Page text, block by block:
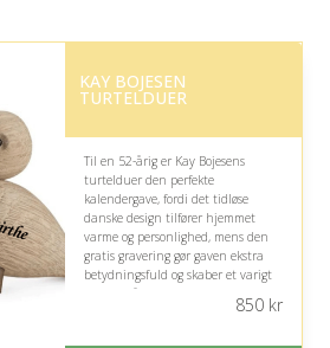
KAY BOJESEN
TURTELDUER
Til en 52-årig er Kay Bojesens
turtelduer den perfekte
kalendergave, fordi det tidløse
danske design tilfører hjemmet
varme og personlighed, mens den
gratis gravering gør gaven ekstra
betydningsfuld og skaber et varigt
symbol på kærlighed, nærhed og
850kr